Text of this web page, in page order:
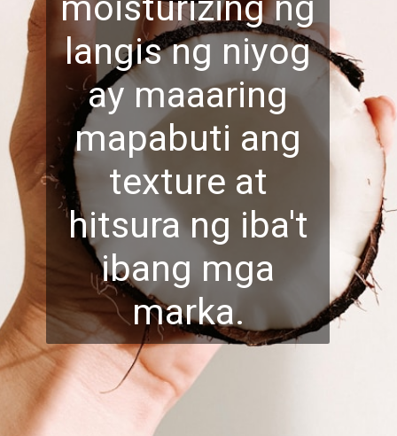
langis ng niyog
ay maaaring
mapabuti ang
texture at
hitsura ng iba't
ibang mga
marka.